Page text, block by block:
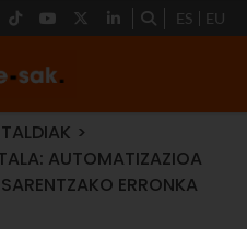
ES EU
AUTOMATIZAZIOA
ERRONKA